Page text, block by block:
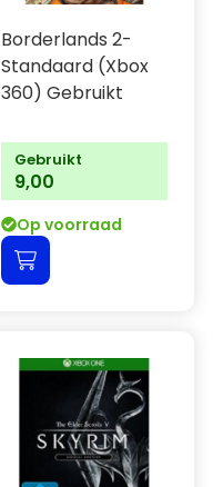
Borderlands 2-
Standaard (Xbox
360) Gebruikt
Gebruikt
9,00
Op voorraad